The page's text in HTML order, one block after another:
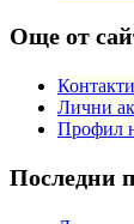
Още от
Контакти
Лични
Профил
Последни